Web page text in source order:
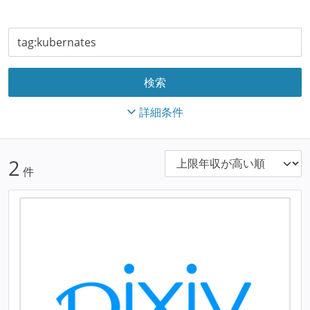
詳細条件
2 件